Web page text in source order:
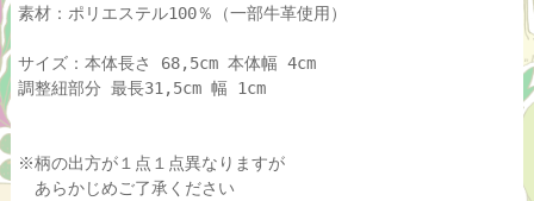
素材：ポリエステル100％（一部牛革使用）
サイズ：本体長さ 68,5cm 本体幅 4cm
調整紐部分 最長31,5cm 幅 1cm
※柄の出方が１点１点異なりますが
あらかじめご了承ください